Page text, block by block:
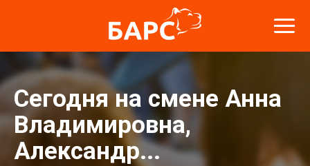
Сегодня на смене Анна
Владимировна,
Александр...